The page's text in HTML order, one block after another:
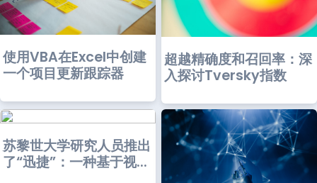
使用VBA在Excel中创建
一个项目更新跟踪器
超越精确度和召回率：深
入探讨Tversky指数
苏黎世大学研究人员推出
了“迅捷”：一种基于视...